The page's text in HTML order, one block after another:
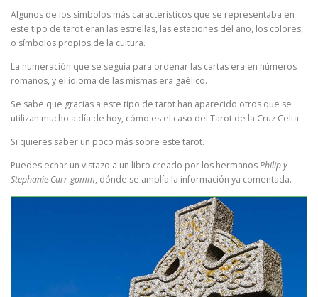
Algunos de los símbolos más característicos que se representaba en
este tipo de tarot eran las estrellas, las estaciones del año, los colores,
o símbolos propios de la cultura.
La numeración que se seguía para ordenar las cartas era en números
romanos, y el idioma de las mismas era gaélico.
Se sabe que gracias a este tipo de tarot han aparecido otros que se
utilizan mucho a día de hoy, cómo es el caso del Tarot de la Cruz Celta.
Si quieres saber un poco más sobre este tarot.
Puedes echar un vistazo a un libro creado por los hermanosPhilip y
Stephanie Carr-gomm, dónde se amplía la información ya comentada.